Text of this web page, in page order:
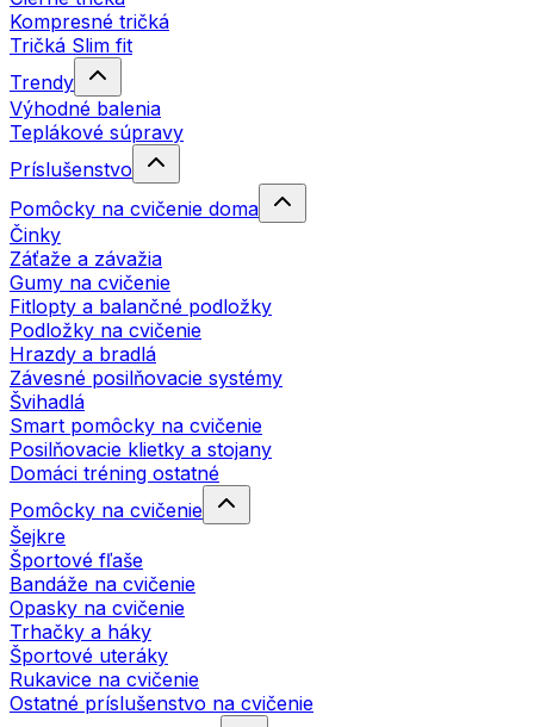
Kompresné tričká
Tričká Slim fit
Trendy
Výhodné balenia
Teplákové súpravy
Príslušenstvo
Pomôcky na cvičenie doma
Činky
Záťaže a závažia
Gumy na cvičenie
Fitlopty a balančné podložky
Podložky na cvičenie
Hrazdy a bradlá
Závesné posilňovacie systémy
Švihadlá
Smart pomôcky na cvičenie
Posilňovacie klietky a stojany
Domáci tréning ostatné
Pomôcky na cvičenie
Šejkre
Športové fľaše
Bandáže na cvičenie
Opasky na cvičenie
Trhačky a háky
Športové uteráky
Rukavice na cvičenie
Ostatné príslušenstvo na cvičenie